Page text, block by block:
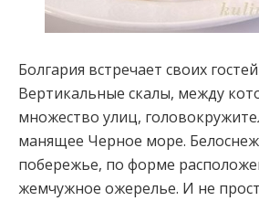
Болгария встречает своих
Вертикальные скалы, между
множество улиц,
манящее Черное море.
побережье, по форме
жемчужное ожерелье. И не